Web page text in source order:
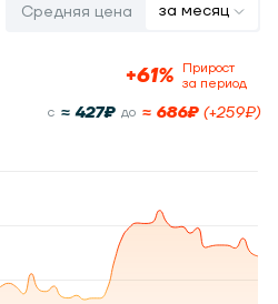
Средняя цена за месяц
+61% Прирост
за период
c ≈ 427₽ до ≈ 686₽ (+259₽)